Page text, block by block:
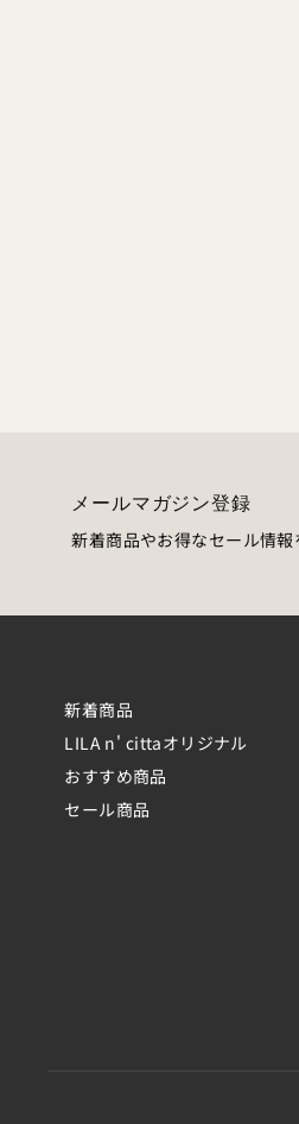
メールマガジン登録
新着商品やお得なセール情
新着商品
LILA n' cittaオリジナル
おすすめ商品
セール商品